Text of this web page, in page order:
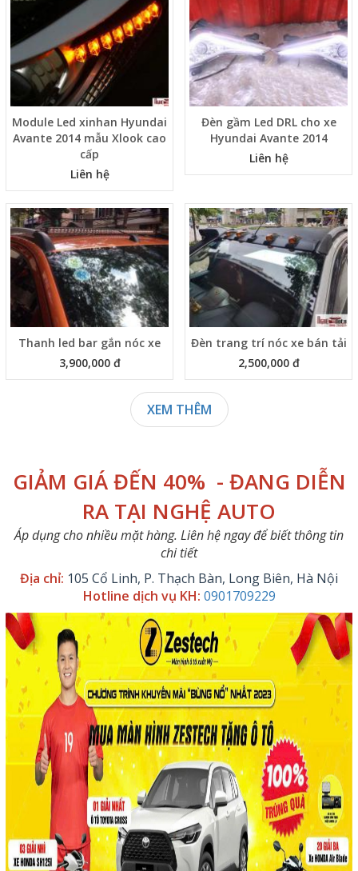
Module Led xinhan Hyundai
Avante 2014 mẫu Xlook cao
cấp
Liên hệ
Đèn gầm Led DRL cho xe
Hyundai Avante 2014
Liên hệ
Thanh led bar gắn nóc xe
3,900,000 đ
Đèn trang trí nóc xe bán tải
2,500,000 đ
XEM THÊM
GIẢM GIÁ ĐẾN 40% - ĐANG DIỄN
RA TẠI NGHỆ AUTO
Áp dụng cho nhiều mặt hàng. Liên hệ ngay để biết thông tin
chi tiết
Địa chỉ: 105 Cổ Linh, P. Thạch Bàn, Long Biên, Hà Nội
Hotline dịch vụ KH: 0901709229